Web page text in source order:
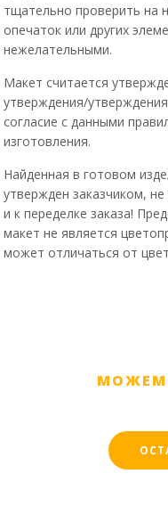
тщательно проверить на
опечаток или других
нежелательными.
Макет считается
утверждения/
согласие с данными
изготовления.
Найденная в готовом
утвержден заказчиком,
и к переделке заказа!
макет не является
может отличаться от
МОЖЕМ